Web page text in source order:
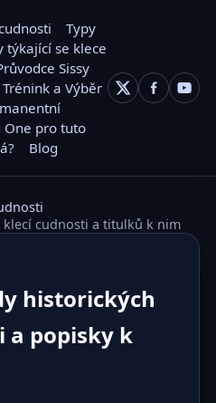
Typy
týkající se klece
Sissy
a Výběr
One pro tuto
Blog
cudnosti a titulků k nim
historických
a popisky k